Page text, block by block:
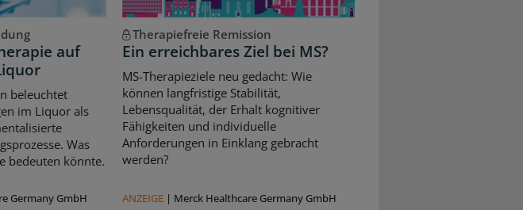
auf
beleuchtet
im Liquor als
Was
bedeuten könnte.
Germany GmbH
Therapiefreie Remission
Ein erreichbares Ziel bei MS?
MS-Therapieziele neu gedacht: Wie
können langfristige Stabilität,
Lebensqualität, der Erhalt kognitiver
Fähigkeiten und individuelle
Anforderungen in Einklang gebracht
werden?
ANZEIGE| Merck Healthcare Germany GmbH